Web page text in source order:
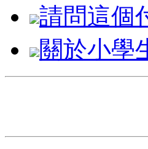
請問這個
關於小學